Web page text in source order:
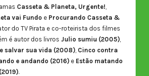
Casseta & Planeta, Urgente!
vai Fundo e Procurando Casseta &
do TV Pirata e co-roteirista dos filmes
é autor dos livros Julio sumiu (2005),
salvar sua vida (2008), Cinco contra
e andando (2016)e Estão matando
.